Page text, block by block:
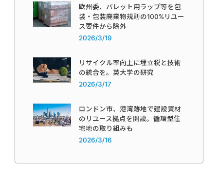
欧州委、パレット用ラップ等を包
装・包装廃棄物規則の100%リユー
ス要件から除外
2026/3/19
リサイクル率向上に埋立税と技術
の統合を。英大学の研究
2026/3/17
ロンドン市、港湾跡地で建設資材
のリユース拠点を開設。循環型住
宅地の取り組みも
2026/3/16